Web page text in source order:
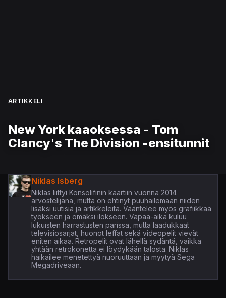
ARTIKKELI
New York kaaoksessa - Tom
Clancy's The Division -ensitunnit
Niklas Isberg
Niklas liittyi Konsolifinin kaartiin vuonna 2014
arvostelijana, mutta on ehtinyt puuhailemaan niiden
lisäksi uutisia ja artikkeleita. Vääntelee myös grafiikkaa
työkseen ja omaksi ilokseen. Vapaa-aika kuluu
lukuisten harrastusten parissa, mutta laadukkaat
televisiosarjat, huonot leffat sekä videopelit vievät
eniten aikaa. Retropelit ovat lähellä sydäntä, vaikka
yhtään retrokonetta ei löydykään talosta. Niklas
haikailee menetettyä nuoruuttaan ja myytyä Sega
Megadriveaan.